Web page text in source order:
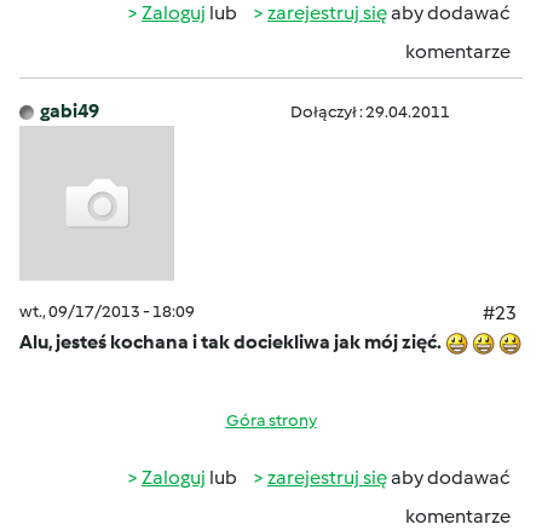
Zaloguj lub zarejestruj sięaby dodawać
komentarze
gabi49 Dołączył : 29.04.2011
wt., 09/17/2013 - 18:09
#23
Alu, jesteś kochana i tak dociekliwa jak mój zięć.
Góra strony
Zaloguj lub zarejestruj sięaby dodawać
komentarze